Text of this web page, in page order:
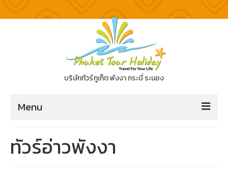
บริษัททัวร์ภูเก็ต พังงา กระบี่ ระนอง
Menu
ทัวร์แนะนำ
ทัวร์อ่าวพังงา